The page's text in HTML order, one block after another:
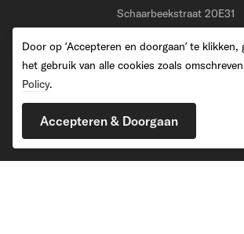
Schaarbeekstraat 20E31
BE-9120 Melsele (Beveren)
2026 Cartiere. All Rights Reserved
Door op ‘Accepteren en doorgaan’ te
het gebruik van alle cookies zoals
Policy.
Accepteren & Doorgaan